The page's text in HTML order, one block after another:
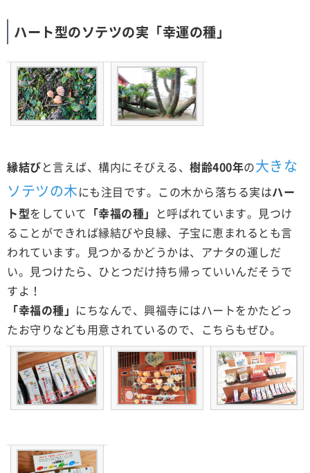
ハート型のソテツの実「幸運の種」
縁結びと言えば、構内にそびえる、 樹齢400年の大きな
ソテツの木にも注目です。この木から落ちる実はハー
ト型をしていて 「幸福の種」 と呼ばれています。見つけ
ることができれば縁結びや良縁、子宝に恵まれるとも言
われています。見つかるかどうかは、アナタの運しだ
い。見つけたら、ひとつだけ持ち帰っていいんだそうで
すよ！
「幸福の種」 にちなんで、興福寺にはハートをかたどっ
たお守りなども用意されているので、こちらもぜひ。